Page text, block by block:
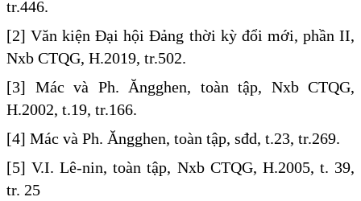
tr.446.
[2] Văn kiện Đại hội Đảng thời kỳ đổi mới, phần II,
Nxb CTQG, H.2019, tr.502.
[3] Mác và Ph. Ăngghen, toàn tập, Nxb CTQG,
H.2002, t.19, tr.166.
[4] Mác và Ph. Ăngghen, toàn tập, sđd, t.23, tr.269.
[5] V.I. Lê-nin, toàn tập, Nxb CTQG, H.2005, t. 39,
tr. 25